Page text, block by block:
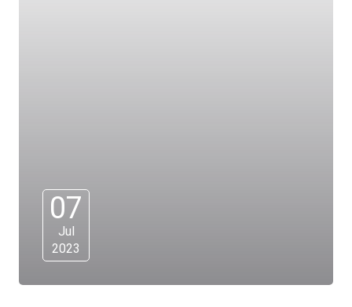
07
Jul
2023